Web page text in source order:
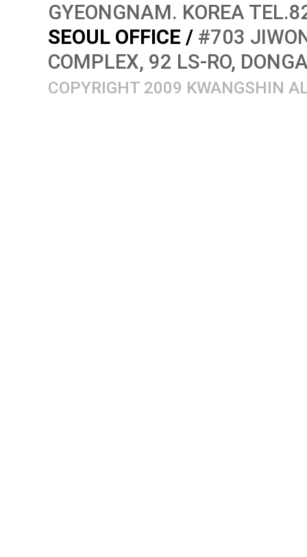
GYEONGNAM. KOREA
SEOUL OFFICE / #703
COMPLEX, 92 LS-RO,
COPYRIGHT 2009 KWANGSHIN